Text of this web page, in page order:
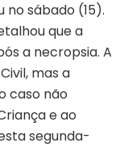
sábado (15).
que a
a necropsia. A
mas a
caso não
e ao
segunda-